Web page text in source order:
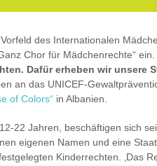
des Internationalen
Chor für Mädchenrechte“ ein.
Dafür erheben wir unsere
an das UNICEF-
of Colors“ in Albanien.
22 Jahren, beschäftigen sich
eigenen Namen und eine
Kinderrechten. ‚Das